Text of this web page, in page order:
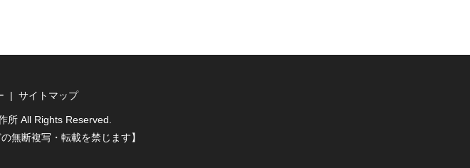
サイトマップ
所 All Rights Reserved.
無断複写・転載を禁じます】